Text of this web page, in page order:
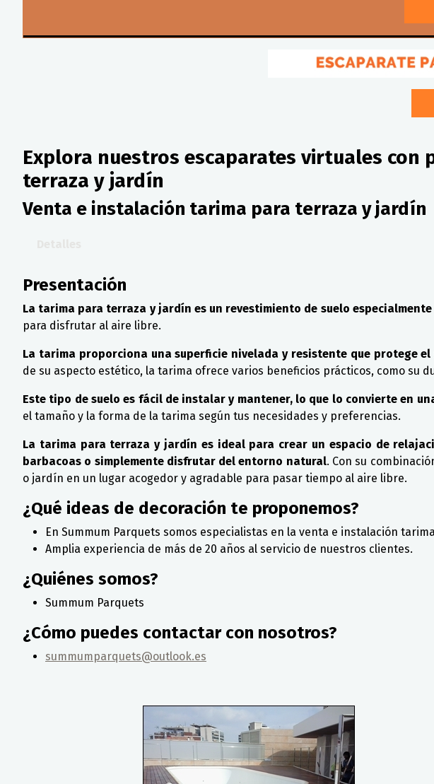
Explora nuestros escaparates virtuales con
terraza y jardín
Venta e instalación tarima para terraza y jardín
Presentación
La tarima para terraza y jardín es un revestimiento de suelo
para disfrutar al aire libre.
La tarima proporciona una superficie nivelada y resistente que protege
de su aspecto estético, la tarima ofrece varios beneficios prácticos, como su
Este tipo de suelo es fácil de instalar y mantener, lo que lo convierte en
el tamaño y la forma de la tarima según tus necesidades y preferencias.
La tarima para terraza y jardín es ideal para crear un espacio de
barbacoas o simplemente disfrutar del entorno natural. Con su
o jardín en un lugar acogedor y agradable para pasar tiempo al aire libre.
¿Qué ideas de decoración te proponemos?
En Summum Parquets somos especialistas en la venta e instalación
Amplia experiencia de más de 20 años al servicio de nuestros clientes.
¿Quiénes somos?
Summum Parquets
¿Cómo puedes contactar con nosotros?
summumparquets@outlook.es